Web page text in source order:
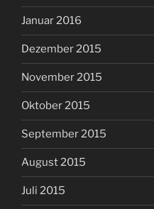
Januar 2016
Dezember 2015
November 2015
Oktober 2015
September 2015
August 2015
Juli 2015